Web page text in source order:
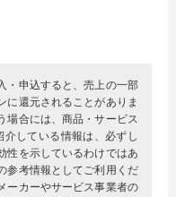
・申込すると、売上の一部
に還元されることがありま
場合には、商品・サービス
している情報は、必ずし
性を示しているわけではあ
参考情報としてご利用くだ
ーカーやサービス事業者の